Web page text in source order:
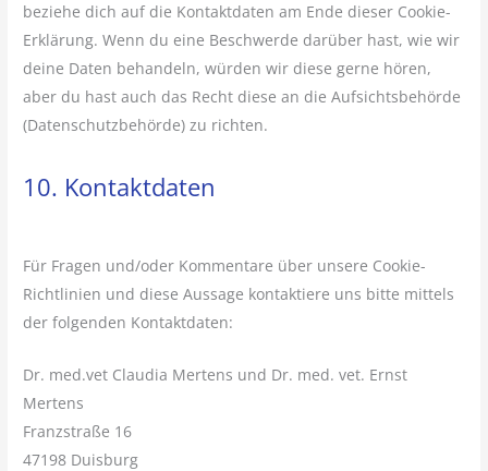
beziehe dich auf die Kontaktdaten am Ende dieser Cookie-
Erklärung. Wenn du eine Beschwerde darüber hast, wie wir
deine Daten behandeln, würden wir diese gerne hören,
aber du hast auch das Recht diese an die Aufsichtsbehörde
(Datenschutzbehörde) zu richten.
10. Kontaktdaten
Für Fragen und/oder Kommentare über unsere Cookie-
Richtlinien und diese Aussage kontaktiere uns bitte mittels
der folgenden Kontaktdaten:
Dr. med.vet Claudia Mertens und Dr. med. vet. Ernst
Mertens
Franzstraße 16
47198 Duisburg